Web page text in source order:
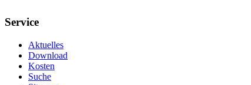
Service
Aktuelles
Download
Kosten
Suche